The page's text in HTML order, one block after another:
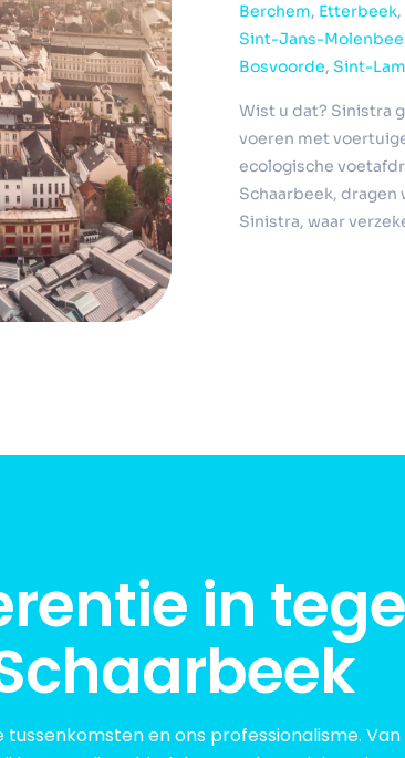
Berchem, Etterbeek,
Sint-Jans-
Bosvoorde, Sint-
Wist u dat? Sinistra
voeren met
ecologische
Schaarbeek,
Sinistra, waar
in
en ons professionalisme.